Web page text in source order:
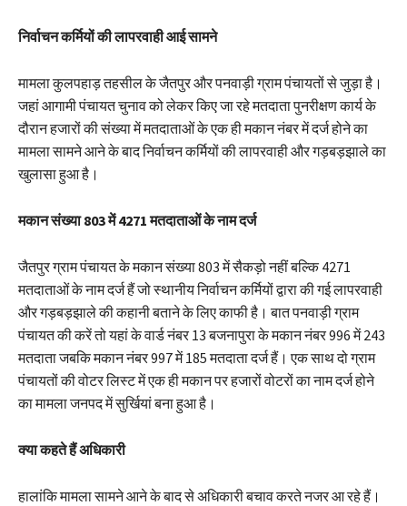
निर्वाचन कर्मियों की लापरवाही आई सामने
मामला कुलपहाड़ तहसील के जैतपुर और पनवाड़ी ग्राम पंचायतों से जुड़ा है।
जहां आगामी पंचायत चुनाव को लेकर किए जा रहे मतदाता पुनरीक्षण कार्य के
दौरान हजारों की संख्या में मतदाताओं के एक ही मकान नंबर में दर्ज होने का
मामला सामने आने के बाद निर्वाचन कर्मियों की लापरवाही और गड़बड़झाले का
खुलासा हुआ है।
मकान संख्या 803 में 4271 मतदाताओं के नाम दर्ज
जैतपुर ग्राम पंचायत के मकान संख्या 803 में सैकड़ो नहीं बल्कि 4271
मतदाताओं के नाम दर्ज हैं जो स्थानीय निर्वाचन कर्मियों द्वारा की गई लापरवाही
और गड़बड़झाले की कहानी बताने के लिए काफी है। बात पनवाड़ी ग्राम
पंचायत की करें तो यहां के वार्ड नंबर 13 बजनापुरा के मकान नंबर 996 में 243
मतदाता जबकि मकान नंबर 997 में 185 मतदाता दर्ज हैं। एक साथ दो ग्राम
पंचायतों की वोटर लिस्ट में एक ही मकान पर हजारों वोटरों का नाम दर्ज होने
का मामला जनपद में सुर्खियां बना हुआ है।
क्या कहते हैं अधिकारी
हालांकि मामला सामने आने के बाद से अधिकारी बचाव करते नजर आ रहे हैं।